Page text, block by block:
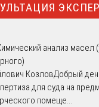
анализ масел
КозловДобрый
для суда на
помеще...